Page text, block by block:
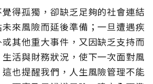
得孤獨，卻缺乏足夠的社會連結
來風險而延後準備；一旦遭遇疾
其他重大事件，又因缺乏支持而
活與財務狀況，使下一次面對風
也提醒我們，人生風險管理不能